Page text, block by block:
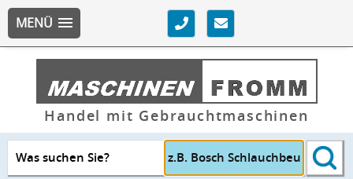
MENÜ
Handel mit Gebrauchtmaschinen
Was suchen Sie?